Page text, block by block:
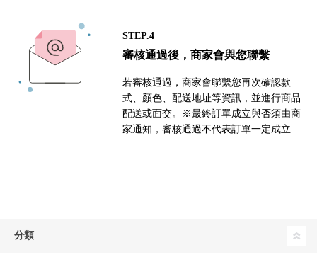
STEP.4
審核通過後，商家會與您聯繫
若審核通過，商家會聯繫您再次確認款
式、顏色、配送地址等資訊，並進行商品
配送或面交。※最終訂單成立與否須由商
家通知，審核通過不代表訂單一定成立
分類